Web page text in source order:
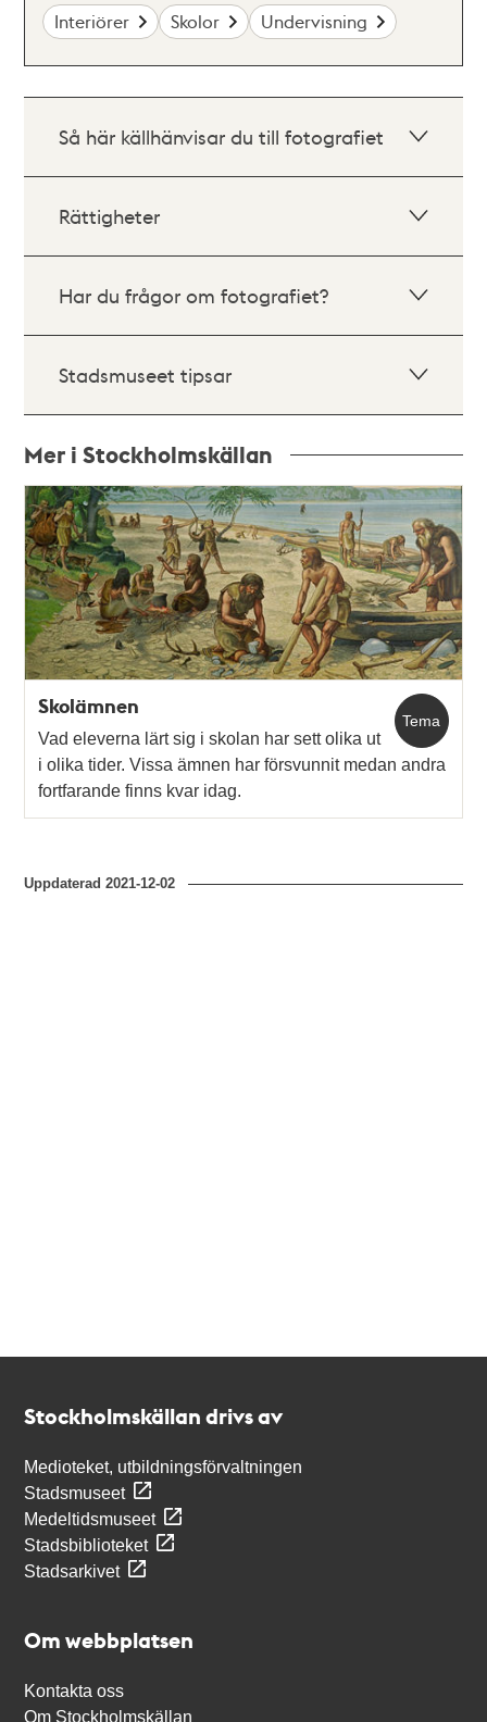
Interiörer Skolor Undervisning
Så här källhänvisar du till fotografiet
Rättigheter
Har du frågor om fotografiet?
Stadsmuseet tipsar
Mer i Stockholmskällan
Relaterade
poster
och
teman
Tema
Skolämnen
Vad eleverna lärt sig i skolan har sett olika ut
i olika tider. Vissa ämnen har försvunnit medan andra
fortfarande finns kvar idag.
Uppdaterad2021-12-02
Stockholmskällan drivs av
Medioteket, utbildningsförvaltningen
Stadsmuseet
Medeltidsmuseet
Stadsbiblioteket
Stadsarkivet
Om webbplatsen
Kontakta oss
Om Stockholmskällan